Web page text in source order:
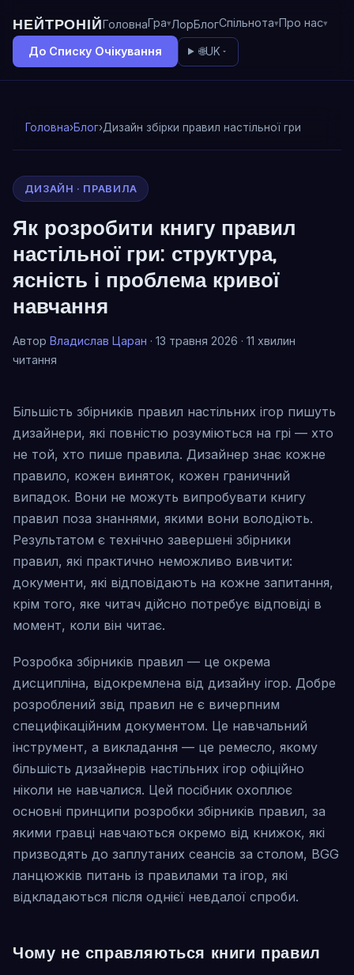
НЕЙТРОНІЙГоловнаГра ЛорБлогСпільнота Про нас
До Списку Очікування 🌐UK
Головна›Блог›Дизайн збірки правил настільної гри
ДИЗАЙН · ПРАВИЛА
Як розробити книгу правил
настільної гри: структура,
ясність і проблема кривої
навчання
Автор Владислав Царан · 13 травня 2026 · 11 хвилин
читання
Більшість збірників правил настільних ігор пишуть
дизайнери, які повністю розуміються на грі — хто
не той, хто пише правила. Дизайнер знає кожне
правило, кожен виняток, кожен граничний
випадок. Вони не можуть випробувати книгу
правил поза знаннями, якими вони володіють.
Результатом є технічно завершені збірники
правил, які практично неможливо вивчити:
документи, які відповідають на кожне запитання,
крім того, яке читач дійсно потребує відповіді в
момент, коли він читає.
Розробка збірників правил — це окрема
дисципліна, відокремлена від дизайну ігор. Добре
розроблений звід правил не є вичерпним
специфікаційним документом. Це навчальний
інструмент, а викладання — це ремесло, якому
більшість дизайнерів настільних ігор офіційно
ніколи не навчалися. Цей посібник охоплює
основні принципи розробки збірників правил, за
якими гравці навчаються окремо від книжок, які
призводять до заплутаних сеансів за столом, BGG
ланцюжків питань із правилами та ігор, які
відкладаються після однієї невдалої спроби.
Чому не справляються книги правил